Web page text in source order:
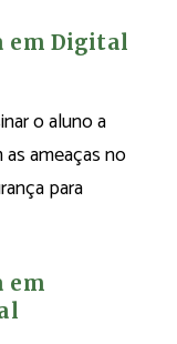
em Digital
o aluno a
ameaças no
para
em